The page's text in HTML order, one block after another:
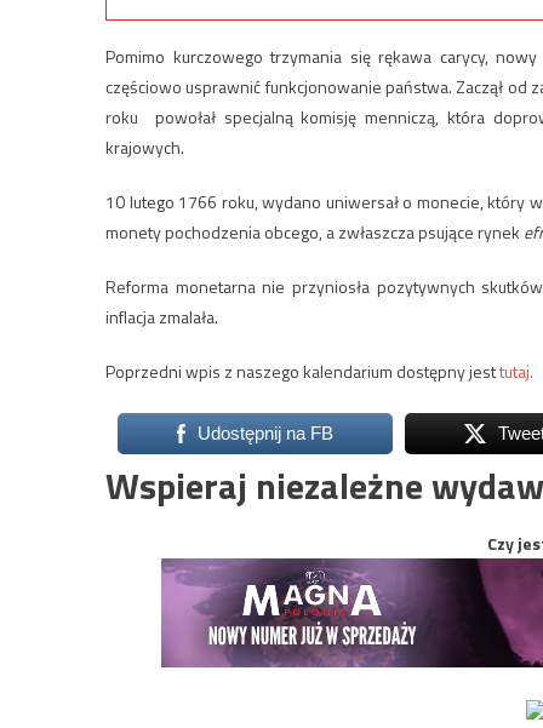
Pomimo kurczowego trzymania się rękawa carycy,
częściowo usprawnić funkcjonowanie państwa. Zaczął
roku powołał specjalną komisję menniczą, która
krajowych.
10 lutego 1766 roku, wydano uniwersał o monecie, który
monety pochodzenia obcego, a zwłaszcza psujące rynek
Reforma monetarna nie przyniosła pozytywnych
inflacja zmalała.
Poprzedni wpis z naszego kalendarium dostępny jesttutaj.
Udostępnij na FB
Wspieraj niezależne
Czy